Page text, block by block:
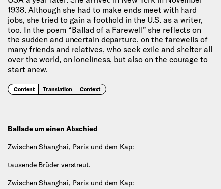
1938. Although she had to make ends meet with hard
jobs, she tried to gain a foothold in the U.S. as a writer,
too. In the poem “Ballad of a Farewell” she reflects on
the sudden and uncertain departure, on the farewells of
many friends and relatives, who seek exile and shelter all
over the world, on loneliness, but also on the courage to
start anew.
Content Translation Context
Ballade um einen Abschied
Zwischen Shanghai, Paris und dem Kap:
tausende Brüder verstreut.
Zwischen Shanghai, Paris und dem Kap: